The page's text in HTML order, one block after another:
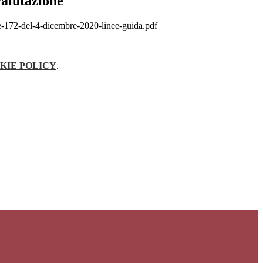
172-del-4-dicembre-2020-linee-guida.pdf
POLICY.